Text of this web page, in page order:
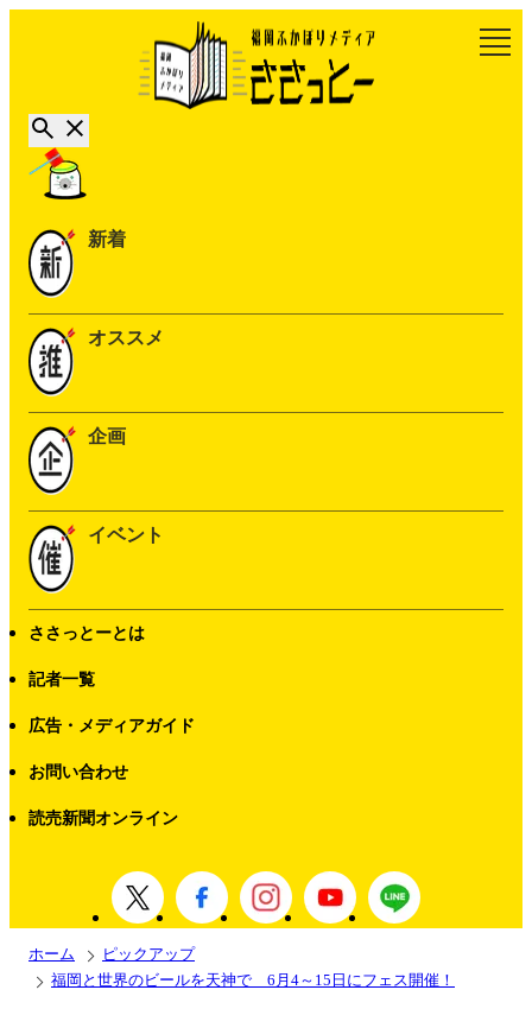
新着
オススメ
企画
イベント
ささっとーとは
記者一覧
広告・メディアガイド
お問い合わせ
読売新聞オンライン
ホーム
ピックアップ
福岡と世界のビールを天神で 6月4～15日にフェス開催！